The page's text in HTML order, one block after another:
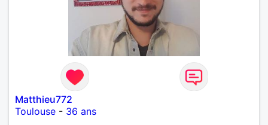
Matthieu772
Toulouse - 36 ans